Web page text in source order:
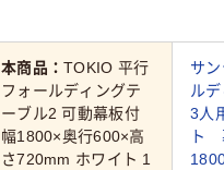
本商品：TOKIO 平行
フォールディングテ
ーブル2 可動幕板付
幅1800×奥行600×高
さ720mm ホワイト 1
サ
ル
3人
ト